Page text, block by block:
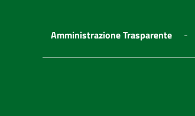
Amministrazione Trasparente